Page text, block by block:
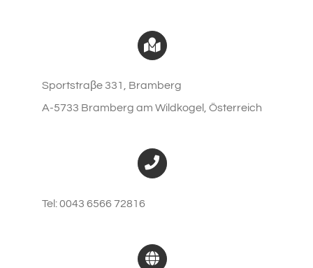
Sportstraβe 331, Bramberg
A-5733 Bramberg am Wildkogel, Österreich
Tel: 0043 6566 72816